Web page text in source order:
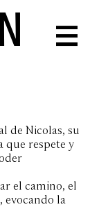
de Nicolas, su
que respete y
el camino, el
evocando la